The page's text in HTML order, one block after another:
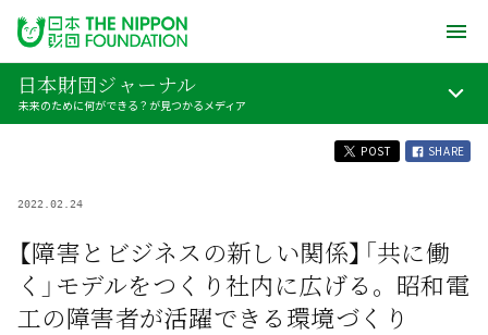
日本財団ジャーナル
未来のために何ができる？が見つかるメディア
POST SHARE
2022.02.24
【障害とビジネスの新しい関係】「共に働
く」モデルをつくり社内に広げる。昭和電
工の障害者が活躍できる環境づくり